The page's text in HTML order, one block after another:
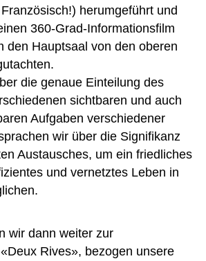
herumgeführt und
360-Grad-Informationsfilm
den Hauptsaal von den oberen
die genaue Einteilung des
sichtbaren und auch
Aufgaben verschiedener
wir über die Signifikanz
Austausches, um ein friedliches
und vernetztes Leben in
wir dann weiter zur
Rives», bezogen unsere